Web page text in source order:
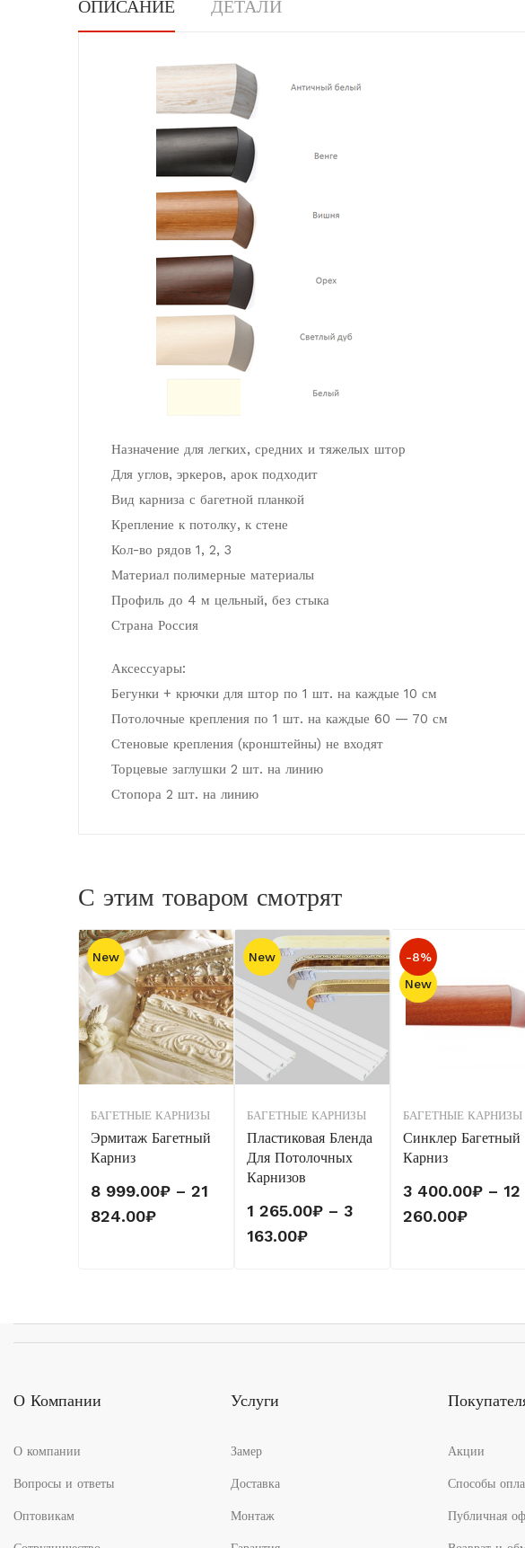
ОПИСАНИЕ ДЕТАЛИ
Назначение для легких, средних и тяжелых штор
Для углов, эркеров, арок подходит
Вид карниза с багетной планкой
Крепление к потолку, к стене
Кол-во рядов 1, 2, 3
Материал полимерные материалы
Профиль до 4 м цельный, без стыка
Страна Россия
Аксессуары:
Бегунки + крючки для штор по 1 шт. на каждые 10 см
Потолочные крепления по 1 шт. на каждые 60 — 70 см
Стеновые крепления (кронштейны) не входят
Торцевые заглушки 2 шт. на линию
Стопора 2 шт. на линию
С этим товаром смотрят
New
БАГЕТНЫЕ КАРНИЗЫ
Эрмитаж Багетный
Карниз
8 999.00₽ – 21
824.00₽Диапазон
21
New
БАГЕТНЫЕ КАРНИЗЫ
Пластиковая Бленда
Для Потолочных
Карнизов
1 265.00₽ – 3
163.00₽Диапазон
-8%
New
БАГЕТНЫЕ КАРНИЗЫ
Синклер Багетный
Карниз
3 400.00₽ – 12
260.00₽Диапазон
12
О Компании
О компании
Вопросы и ответы
Оптовикам
Услуги
Замер
Доставка
Монтаж
Акции
Способы
Публичная